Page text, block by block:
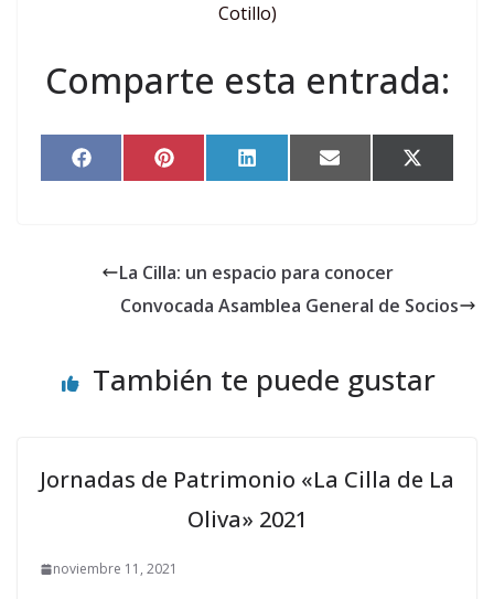
Cotillo)
Comparte esta entrada:
Compartir
en
Compartir
en
Compartir
en
Compartir
en en
La Cilla: un espacio para conocer
Convocada Asamblea General de Socios
También te puede gustar
Jornadas de Patrimonio «La Cilla de La
Oliva» 2021
noviembre 11, 2021